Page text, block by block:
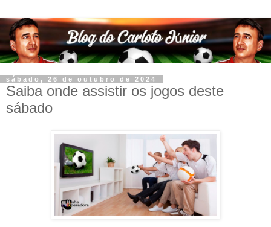
sábado, 26 de outubro de 2024
Saiba onde assistir os jogos deste
sábado